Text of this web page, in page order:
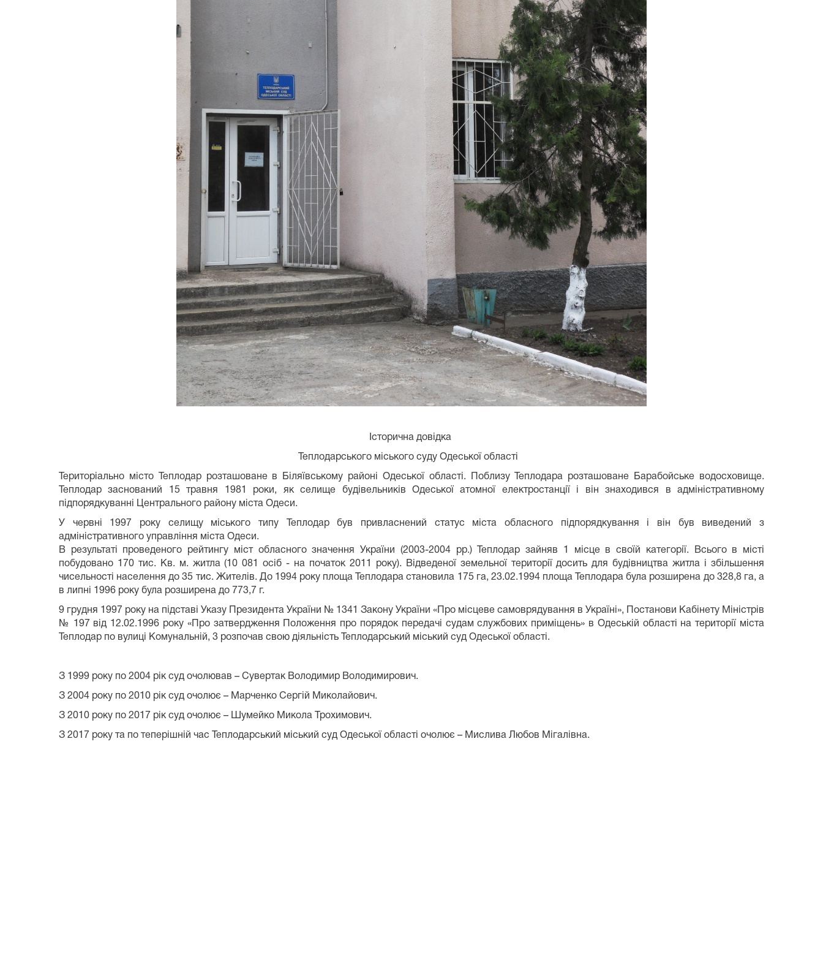
Історична довідка
Теплодарського міського суду Одеської області
Територіально місто Теплодар розташоване в Біляївському районі Одеської області. Поблизу Теплодара розташоване Барабойське водосховище.
Теплодар заснований 15 травня 1981 роки, як селище будівельників Одеської атомної електростанції і він знаходився в адміністративному
підпорядкуванні Центрального району міста Одеси.
У червні 1997 року селищу міського типу Теплодар був привласнений статус міста обласного підпорядкування і він був виведений з
адміністративного управління міста Одеси.
В результаті проведеного рейтингу міст обласного значення України (2003-2004 рр.) Теплодар зайняв 1 місце в своїй категорії. Всього в місті
побудовано 170 тис. Кв. м. житла (10 081 осіб - на початок 2011 року). Відведеної земельної території досить для будівництва житла і збільшення
чисельності населення до 35 тис. Жителів. До 1994 року площа Теплодара становила 175 га, 23.02.1994 площа Теплодара була розширена до 328,8 га, а
в липні 1996 року була розширена до 773,7 г.
9 грудня 1997 року на підставі Указу Президента України № 1341 Закону України «Про місцеве самоврядування в Україні», Постанови Кабінету Міністрів
№ 197 від 12.02.1996 року «Про затвердження Положення про порядок передачі судам службових приміщень» в Одеській області на території міста
Теплодар по вулиці Комунальній, 3 розпочав свою діяльність Теплодарський міський суд Одеської області.
З 1999 року по 2004 рік суд очолював – Сувертак Володимир Володимирович.
З 2004 року по 2010 рік суд очолює – Марченко Сергій Миколайович.
З 2010 року по 2017 рік суд очолює – Шумейко Микола Трохимович.
З 2017 року та по теперішній час Теплодарський міський суд Одеської області очолює – Мислива Любов Мігалівна.